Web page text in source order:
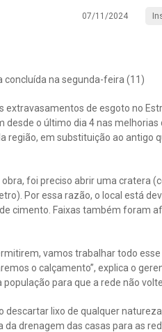
07/11/2024
concluída na segunda-feira (11)
extravasamentos de esgoto no
desde o último dia 4 nas
região, em substituição ao antigo
foi preciso abrir uma cratera
Por essa razão, o local está
cimento. Faixas também foram
vamos trabalhar todo
o calçamento”, explica o
para que a rede não
descartar lixo de qualquer
drenagem das casas para as